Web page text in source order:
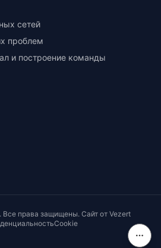
сетей
проблем
и построение команды
. Все права защищены. Сайт от Vezert
Cookie